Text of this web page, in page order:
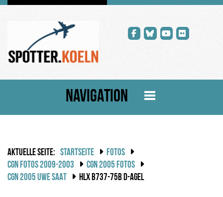
NAVIGATION
AKTUELLE SEITE: STARTSEITE
FOTOS
CGN FOTOS 2009-2003
CGN 2005 FOTOS
CGN 2005 UWE SAAT
HLX B737-75B D-AGEL